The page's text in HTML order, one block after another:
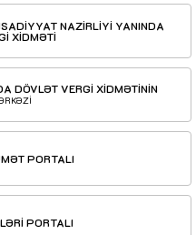
NAZİRLİYİ YANINDA
XİDMƏTİ
DÖVLƏT VERGİ XİDMƏTİNİN
PORTALI
PORTALI